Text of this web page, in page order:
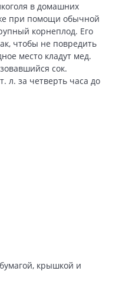
в домашних
при помощи обычной
корнеплод. Его
чтобы не повредить
место кладут мед.
сок.
л. за четверть часа до
крышкой и